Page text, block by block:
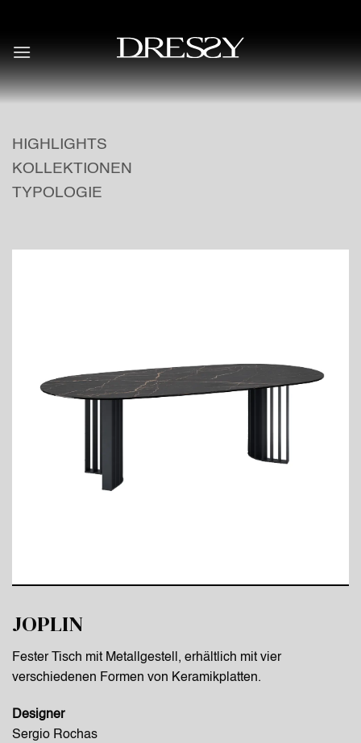
content
HIGHLIGHTS
KOLLEKTIONEN
TYPOLOGIE
JOPLIN
Fester Tisch mit Metallgestell, erhältlich mit vier
verschiedenen Formen von Keramikplatten.
Designer
Sergio Rochas